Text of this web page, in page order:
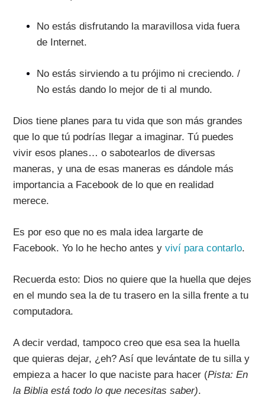
No estás disfrutando la maravillosa vida fuera
de Internet.
No estás sirviendo a tu prójimo ni creciendo. /
No estás dando lo mejor de ti al mundo.
Dios tiene planes para tu vida que son más grandes
que lo que tú podrías llegar a imaginar. Tú puedes
vivir esos planes… o sabotearlos de diversas
maneras, y una de esas maneras es dándole más
importancia a Facebook de lo que en realidad
merece.
Es por eso que no es mala idea largarte de
Facebook. Yo lo he hecho antes yviví para contarlo.
Recuerda esto: Dios no quiere que la huella que dejes
en el mundo sea la de tu trasero en la silla frente a tu
computadora.
A decir verdad, tampoco creo que esa sea la huella
que quieras dejar, ¿eh? Así que levántate de tu silla y
empieza a hacer lo que naciste para hacer (Pista: En
la Biblia está todo lo que necesitas saber).